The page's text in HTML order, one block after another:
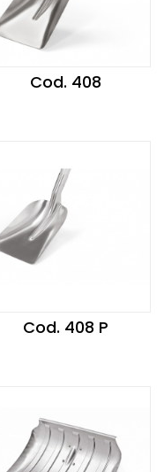
Cod. 408
Cod. 408 P